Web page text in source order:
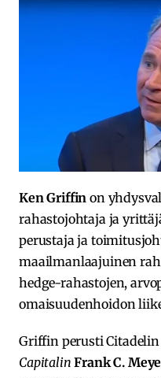
Ken Griffin on
rahastojohtaja ja
perustaja ja
maailmanlaajuinen
hedge-rahastojen,
omaisuudenhoidon
Griffin perusti Citadelin
Capitalin Frank C.